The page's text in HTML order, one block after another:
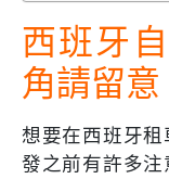
西班牙
角請留意
想要在西班牙
發之前有許多